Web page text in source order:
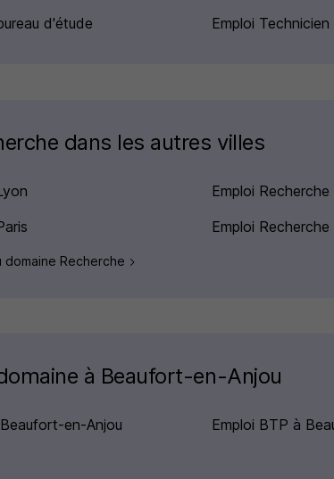
d'étude
Emploi Technicien
dans les autres villes
Emploi Recherche
Emploi Recherche
Recherche
à Beaufort-en-Anjou
en-Anjou Emploi BTP à